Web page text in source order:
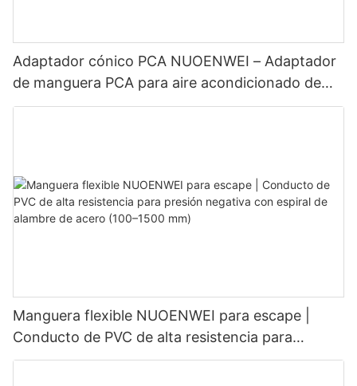
Adaptador cónico PCA NUOENWEI – Adaptador
de manguera PCA para aire acondicionado de
aeronaves en tierra | Repuestos de aviación para
Manguera flexible NUOENWEI para escape |
Conducto de PVC de alta resistencia para
presión negativa con espiral de alambre de acero